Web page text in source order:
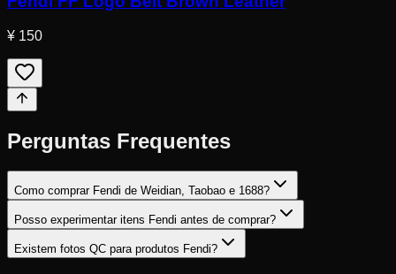
¥ 150
Perguntas Frequentes
Como comprar Fendi de Weidian, Taobao e 1688?
Posso experimentar itens Fendi antes de comprar?
Existem fotos QC para produtos Fendi?